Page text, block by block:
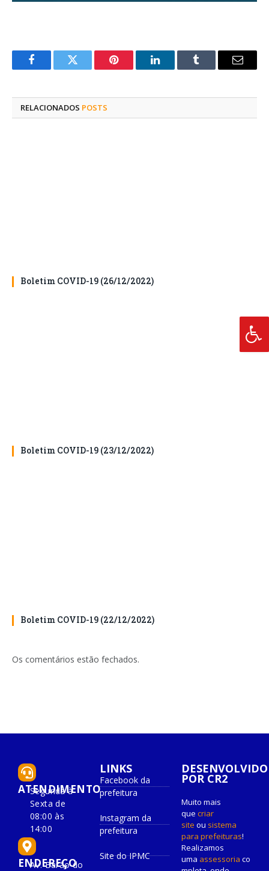
FacebookTwitter Pinterest O
Tumblr
E-
RELACIONADOS POSTS
Boletim COVID-19 (26/12/2022)
Boletim COVID-19 (23/12/2022)
Boletim COVID-19 (22/12/2022)
Os comentários estão fechados.
ATENDIMENTO
Segunda à
Sexta de
08:00 às
14:00
ENDEREÇO
Av. Barão do
LINKS
Facebook da
prefeitura
Instagram da
prefeitura
Site do IPMC
DESENVOLVIDO
POR CR2
Muito mais
que criar
site ou sistema
para prefeituras!
Realizamos
uma assessoria co